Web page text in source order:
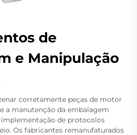
de
e Manipulação
corretamente peças de motor
a manutenção da embalagem
de protocolos
Os fabricantes remanufaturados